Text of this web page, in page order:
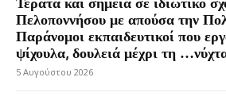
Πελοποννήσου με απούσα την
Παράνομοι εκπαιδευτικοί που
ψίχουλα, δουλειά μέχρι τη
5 Αυγούστου 2026